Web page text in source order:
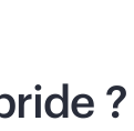
?